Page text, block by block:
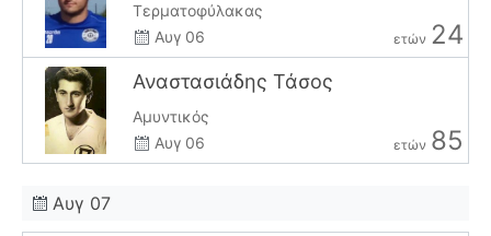
Τερματοφύλακας
Αυγ 06
ετών 24
Αναστασιάδης Τάσος
Αμυντικός
Αυγ 06
ετών 85
Αυγ 07